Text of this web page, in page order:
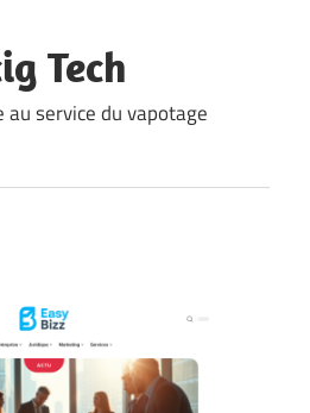
Tech
au service du vapotage